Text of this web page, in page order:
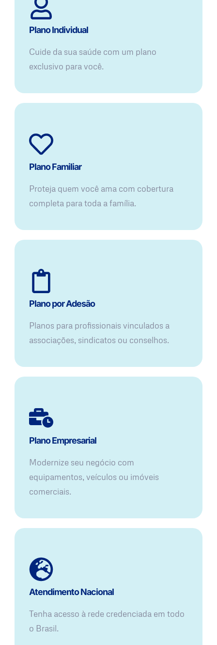
Plano Individual
Cuide da sua saúde com um plano
exclusivo para você.
Plano Familiar
Proteja quem você ama com cobertura
completa para toda a família.
Plano por Adesão
Planos para profissionais vinculados a
associações, sindicatos ou conselhos.
Plano Empresarial
Modernize seu negócio com
equipamentos, veículos ou imóveis
comerciais.
Atendimento Nacional
Tenha acesso à rede credenciada em todo
o Brasil.